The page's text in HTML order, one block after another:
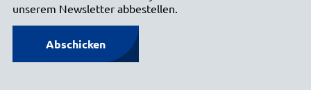
unserem Newsletter abbestellen.
Abschicken